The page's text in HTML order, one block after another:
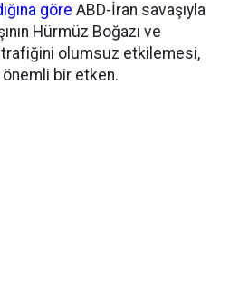
göre ABD-İran savaşıyla
Hürmüz Boğazı ve
trafiğini olumsuz etkilemesi,
önemli bir etken.